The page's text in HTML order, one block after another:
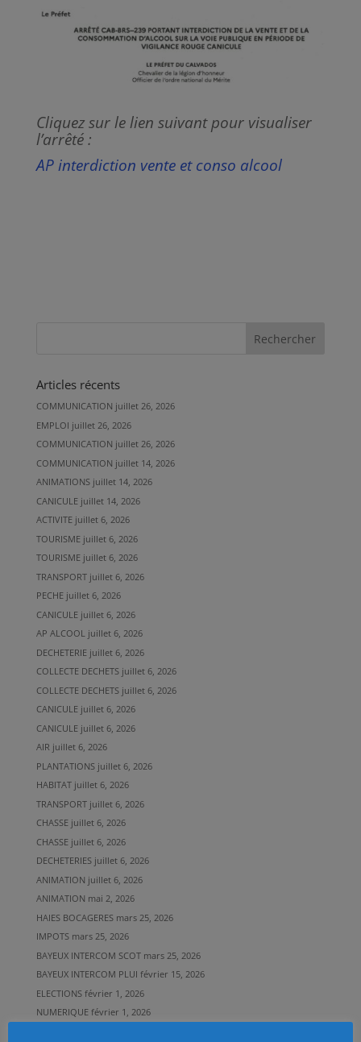
Cliquez sur le lien suivant pour visualiser
l’arrêté :
AP interdiction vente et conso alcool
Articles récents
COMMUNICATION juillet 26, 2026
EMPLOI juillet 26, 2026
COMMUNICATION juillet 26, 2026
COMMUNICATION juillet 14, 2026
ANIMATIONS juillet 14, 2026
CANICULE juillet 14, 2026
ACTIVITE juillet 6, 2026
TOURISME juillet 6, 2026
TOURISME juillet 6, 2026
TRANSPORT juillet 6, 2026
PECHE juillet 6, 2026
CANICULE juillet 6, 2026
AP ALCOOL juillet 6, 2026
DECHETERIE juillet 6, 2026
COLLECTE DECHETS juillet 6, 2026
COLLECTE DECHETS juillet 6, 2026
CANICULE juillet 6, 2026
CANICULE juillet 6, 2026
AIR juillet 6, 2026
PLANTATIONS juillet 6, 2026
HABITAT juillet 6, 2026
TRANSPORT juillet 6, 2026
CHASSE juillet 6, 2026
CHASSE juillet 6, 2026
DECHETERIES juillet 6, 2026
ANIMATION juillet 6, 2026
ANIMATION mai 2, 2026
HAIES BOCAGERES mars 25, 2026
IMPOTS mars 25, 2026
BAYEUX INTERCOM SCOT mars 25, 2026
BAYEUX INTERCOM PLUI février 15, 2026
ELECTIONS février 1, 2026
NUMERIQUE février 1, 2026